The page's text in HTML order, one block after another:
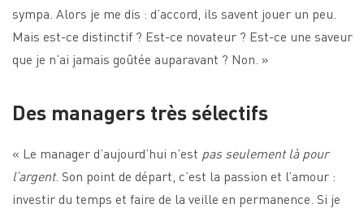
sympa. Alors je me dis : d’accord, ils savent jouer un peu.
Mais est-ce distinctif ? Est-ce novateur ? Est-ce une saveur
que je n’ai jamais goûtée auparavant ? Non. »
Des managers très sélectifs
« Le manager d’aujourd’hui n’est pas seulement là pour
l’argent. Son point de départ, c’est la passion et l’amour :
investir du temps et faire de la veille en permanence. Si je